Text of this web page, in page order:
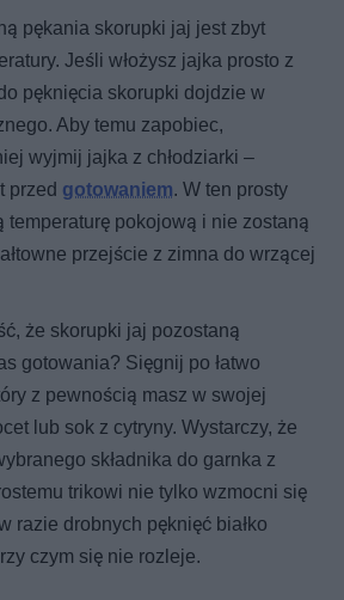
pękania skorupki jaj jest zbyt
Jeśli włożysz jajka prosto z
pęknięcia skorupki dojdzie w
Aby temu zapobiec,
wyjmij jajka z chłodziarki –
przed gotowaniem. W ten prosty
temperaturę pokojową i nie zostaną
przejście z zimna do wrzącej
że skorupki jaj pozostaną
gotowania? Sięgnij po łatwo
z pewnością masz w swojej
lub sok z cytryny. Wystarczy, że
składnika do garnka z
trikowi nie tylko wzmocni się
razie drobnych pęknięć białko
czym się nie rozleje.